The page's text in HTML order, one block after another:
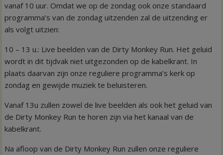
vanaf 10 uur. Omdat we op de zondag ook onze standaard
programma’s van de zondag uitzenden zal de uitzending er
als volgt uitzien:
10 – 13 u.: Live beelden van de Dirty Monkey Run. Het geluid
wordt in dit tijdvak niet uitgezonden op de kabelkrant. In
plaats daarvan zijn onze reguliere programma’s kerk op
zondag en gewijde muziek te beluisteren.
Vanaf 13u zullen zowel de live beelden als ook het geluid van
de Dirty Monkey Run te horen zijn via het kanaal van de
kabelkrant.
Na afloop van de Dirty Monkey Run zullen onze reguliere